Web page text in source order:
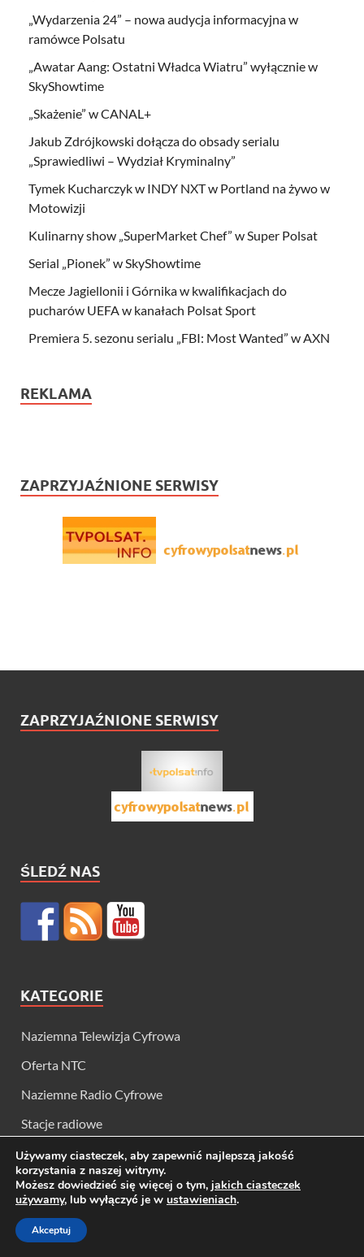
„Wydarzenia 24” – nowa audycja informacyjna w
ramówce Polsatu
„Awatar Aang: Ostatni Władca Wiatru” wyłącznie w
SkyShowtime
„Skażenie” w CANAL+
Jakub Zdrójkowski dołącza do obsady serialu
„Sprawiedliwi – Wydział Kryminalny”
Tymek Kucharczyk w INDY NXT w Portland na żywo w
Motowizji
Kulinarny show „SuperMarket Chef” w Super Polsat
Serial „Pionek” w SkyShowtime
Mecze Jagiellonii i Górnika w kwalifikacjach do
pucharów UEFA w kanałach Polsat Sport
Premiera 5. sezonu serialu „FBI: Most Wanted” w AXN
REKLAMA
ZAPRZYJAŹNIONE SERWISY
ZAPRZYJAŹNIONE SERWISY
ŚLEDŹ NAS
KATEGORIE
Naziemna Telewizja Cyfrowa
Oferta NTC
Naziemne Radio Cyfrowe
Stacje radiowe
Telewizja internetowa
Radiofonia i Telewizja
Kanały telewizyjne
Platformy satelitarne
Używamy ciasteczek, aby zapewnić najlepszą jakość
korzystania z naszej witryny.
Możesz dowiedzieć się więcej o tym, jakich ciasteczek
używamy, lub wyłączyć je w ustawieniach.
Akceptuj